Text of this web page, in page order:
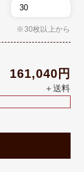
※30枚以上から
161,040円
＋送料